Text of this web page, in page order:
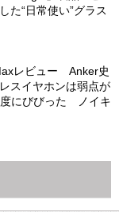
“日常使い”グラス
レビュー Anker史
スイヤホンは弱点が
度にびびった ノイキ